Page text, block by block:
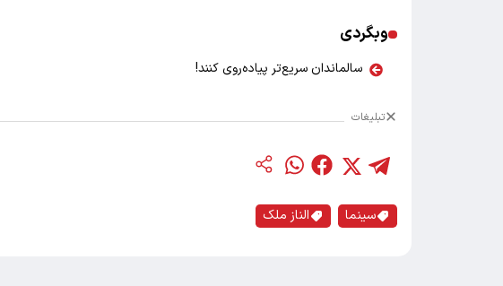
وبگردی
سالماندان سریع‌تر پیاده‌روی کنند!
تبلیغات
سینما الناز ملک